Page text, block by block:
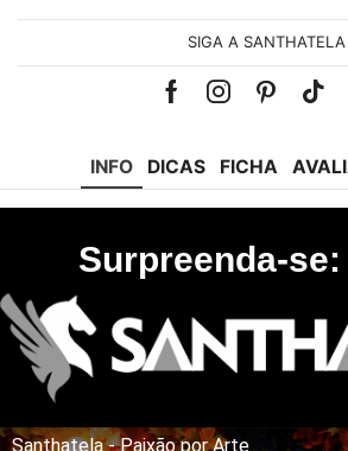
SIGA A SANTHATELA
Facebook
Instagram
INFO DICAS FICHA
Surpreenda-
Santhatela - Paixão por Arte